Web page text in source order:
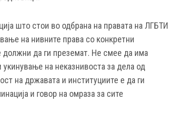
што стои во одбрана на правата на ЛГБТИ
на нивните права со конкретни
должни да ги преземат. Не смее да има
на неказнивоста за дела од
на државата и институциите е да ги
и говор на омраза за сите